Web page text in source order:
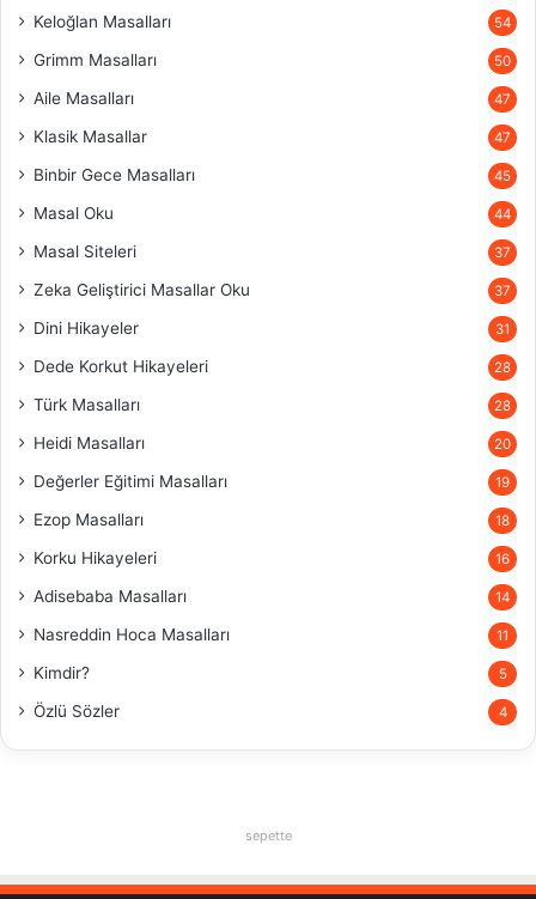
Keloğlan Masalları 54
Grimm Masalları 50
Aile Masalları 47
Klasik Masallar 47
Binbir Gece Masalları 45
Masal Oku 44
Masal Siteleri 37
Zeka Geliştirici Masallar Oku 37
Dini Hikayeler 31
Dede Korkut Hikayeleri 28
Türk Masalları 28
Heidi Masalları 20
Değerler Eğitimi Masalları 19
Ezop Masalları 18
Korku Hikayeleri 16
Adisebaba Masalları 14
Nasreddin Hoca Masalları 11
Kimdir? 5
Özlü Sözler 4
sepette